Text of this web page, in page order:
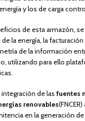
y los de carga
de esta armazón,
la energía, la facturación
de la información
utilizando para ello
integración de lasfuentes
renovables
en la generación de